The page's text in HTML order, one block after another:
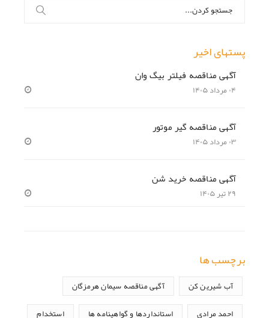
برای:
پستهای اخیر
آگهی مناقصه فیلتر بیگ وان
۰۴ مرداد ۱۴۰۵
آگهی مناقصه گیر موتور
۰۳ مرداد ۱۴۰۵
آگهی مناقصه خرید شن
۲۹ تیر ۱۴۰۵
برچسب ها
آب شیرین کن آگهی مناقصه سیمان هرمزگان
احمد مرادی استانداردها و گواهینامه ها استخدام